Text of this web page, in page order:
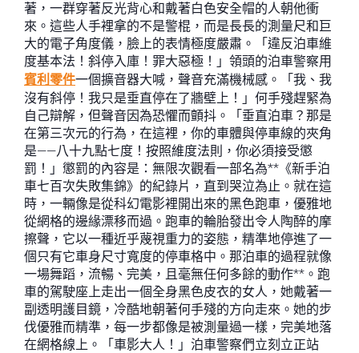
著，一群穿著反光背心和戴著白色安全帽的人朝他衝
來。這些人手裡拿的不是警棍，而是長長的測量尺和巨
大的電子角度儀，臉上的表情極度嚴肅。「違反泊車維
度基本法！斜停入庫！罪大惡極！」領頭的泊車警察用
賓利零件一個擴音器大喊，聲音充滿機械感。「我、我
沒有斜停！我只是垂直停在了牆壁上！」何手殘趕緊為
自己辯解，但聲音因為恐懼而顫抖。「垂直泊車？那是
在第三次元的行為，在這裡，你的車體與停車線的夾角
是——八十九點七度！按照維度法則，你必須接受懲
罰！」懲罰的內容是：無限次觀看一部名為**《新手泊
車七百次失敗集錦》的紀錄片，直到哭泣為止。就在這
時，一輛像是從科幻電影裡開出來的黑色跑車，優雅地
從網格的邊緣漂移而過。跑車的輪胎發出令人陶醉的摩
擦聲，它以一種近乎蔑視重力的姿態，精準地停進了一
個只有它車身尺寸寬度的停車格中。那泊車的過程就像
一場舞蹈，流暢、完美，且毫無任何多餘的動作**。跑
車的駕駛座上走出一個全身黑色皮衣的女人，她戴著一
副透明護目鏡，冷酷地朝著何手殘的方向走來。她的步
伐優雅而精準，每一步都像是被測量過一樣，完美地落
在網格線上。「車影大人！」泊車警察們立刻立正站